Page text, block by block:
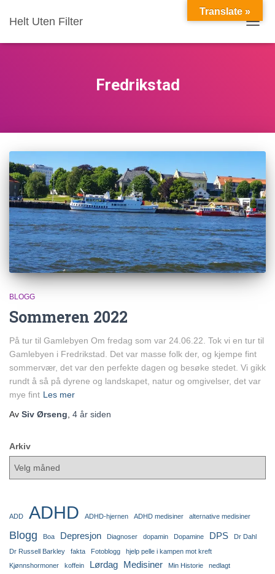
Helt Uten Filter
Fredrikstad
BLOGG
Sommeren 2022
På tur til Gamlebyen Om fredag som var 24.06.22. Tok vi en tur til
Gamlebyen i Fredrikstad. Det var masse folk der, og kjempe fint
sommervær, det var den perfekte dagen og besøke stedet. Vi gikk
rundt å så på dyrene og landskapet, natur og omgivelser, det var
mye fint Les mer
Av Siv Ørseng 4 år siden
Arkiv
ADD ADHD ADHD-hjernen ADHD medisiner alternative medisiner
Blogg Boa Depresjon Diagnoser dopamin Dopamine DPS
Dr Dahl
Dr Russell Barkley
fakta Fotoblogg
hjelp pelle i kampen mot kreft
Kjønnshormoner
koffein Lørdag Medisiner Min Historie
nedlagt
Translate »